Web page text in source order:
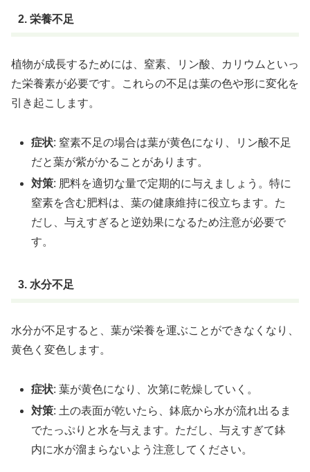
2. 栄養不足
植物が成長するためには、窒素、リン酸、カリウムといっ
た栄養素が必要です。これらの不足は葉の色や形に変化を
引き起こします。
症状: 窒素不足の場合は葉が黄色になり、リン酸不足
だと葉が紫がかることがあります。
対策: 肥料を適切な量で定期的に与えましょう。特に
窒素を含む肥料は、葉の健康維持に役立ちます。た
だし、与えすぎると逆効果になるため注意が必要で
す。
3. 水分不足
水分が不足すると、葉が栄養を運ぶことができなくなり、
黄色く変色します。
症状: 葉が黄色になり、次第に乾燥していく。
対策: 土の表面が乾いたら、鉢底から水が流れ出るま
でたっぷりと水を与えます。ただし、与えすぎて鉢
内に水が溜まらないよう注意してください。